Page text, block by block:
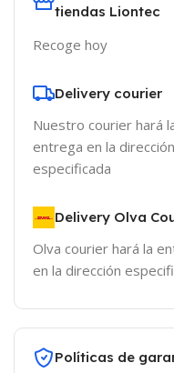
tiendas Liontec
Recoge hoy
Delivery courier
Nuestro courier hará
entrega en la dirección
especificada
Delivery Olva
Olva courier hará la
en la dirección
Políticas de